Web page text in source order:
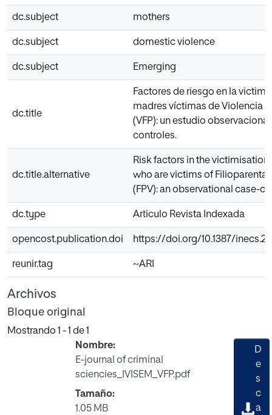
dc.subject mothers
dc.subject domestic violence
dc.subject Emerging
dc.title
Factores de riesgo en la
madres víctimas de Violencia
(VFP): un estudio
controles.
dc.title.alternative
Risk factors in the victimisation
who are victims of Filioparental
(FPV): an observational case-
dc.type Articulo Revista Indexada
opencost.publication.doi https://doi.org/10.1387/
reunir.tag ~ARI
Archivos
Bloque original
Mostrando 1 - 1 de 1
Nombre:
E-journal of criminal
sciencies_IVISEM_VFP.pdf
Tamaño:
1.05 MB
D
e
s
c
a